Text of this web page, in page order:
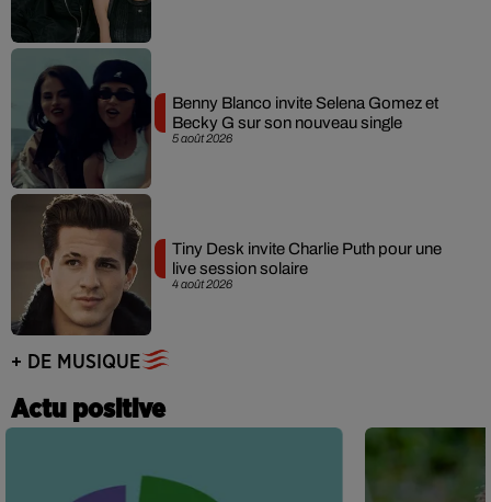
5 août 2026
Benny Blanco invite Selena Gomez et
Becky G sur son nouveau single
4 août 2026
Tiny Desk invite Charlie Puth pour une
live session solaire
+ DE MUSIQUE
Actu positive